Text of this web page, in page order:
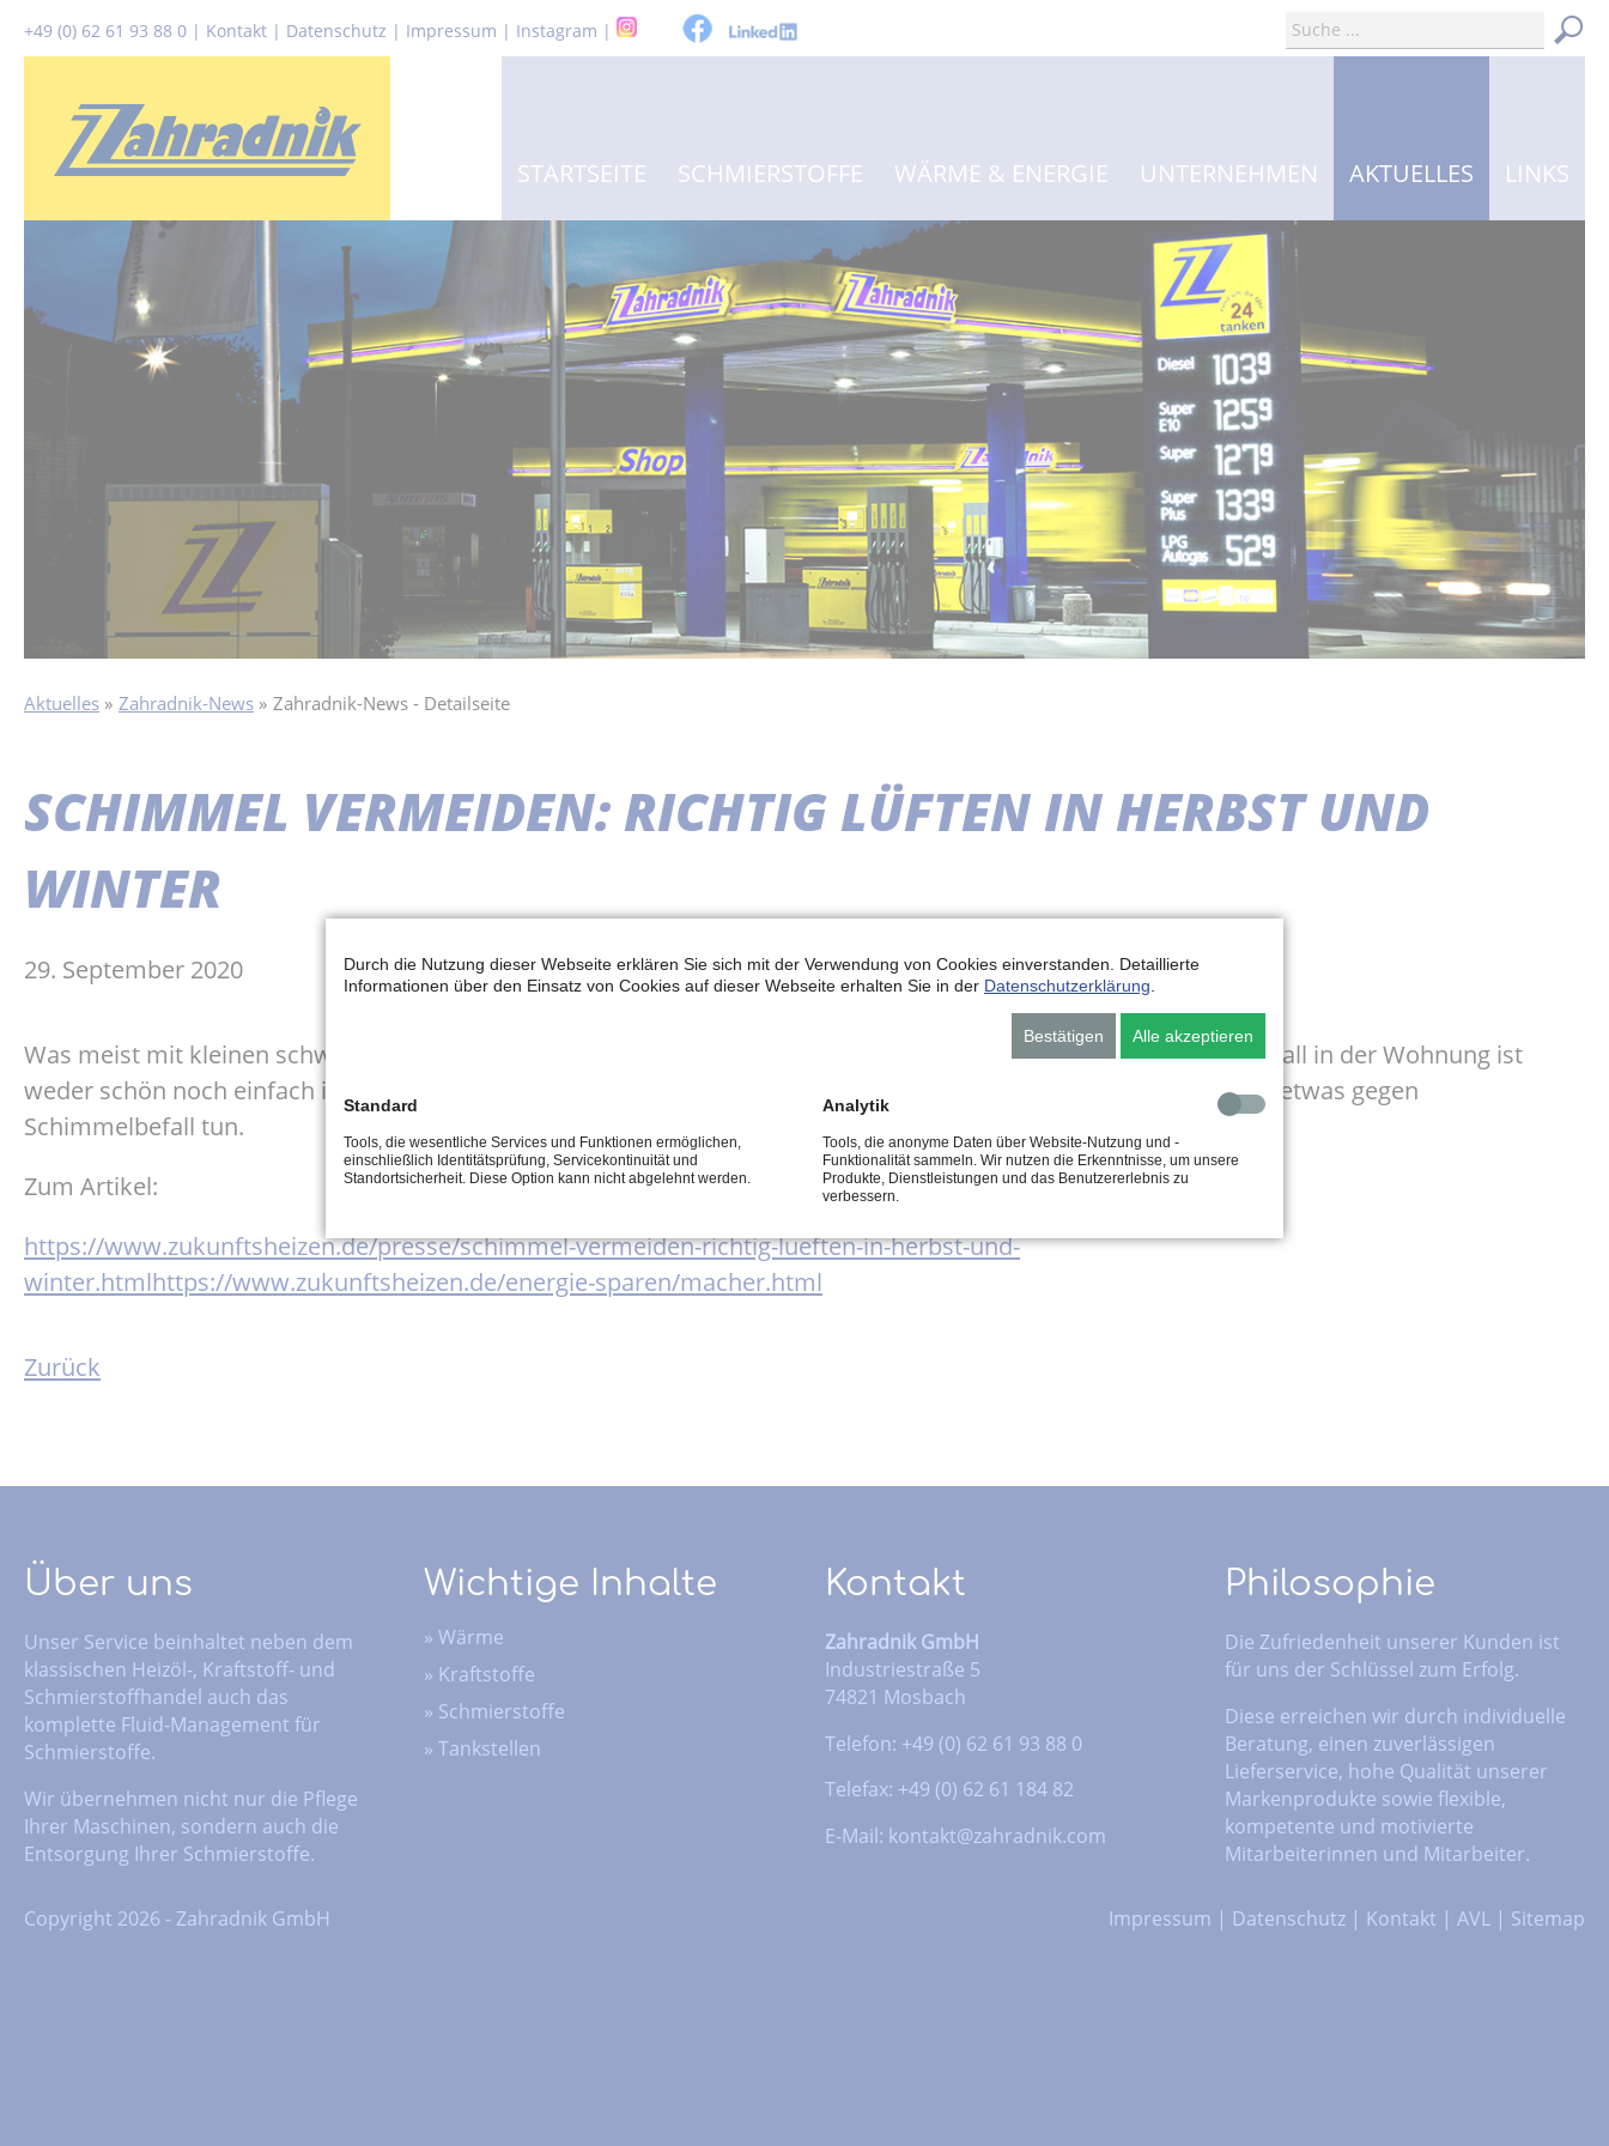
STARTSEITE SCHMIERSTOFFE WÄRME & ENERGIE UNTERNEHMEN AKTUELLES LINKS
+49 (0) 62 61 93 88 0 | Kontakt | Datenschutz | Impressum | Instagram |
Aktuelles Zahradnik-News Zahradnik-News - Detailseite
SCHIMMEL VERMEIDEN: RICHTIG LÜFTEN IN HERBST UND
WINTER
29. September 2020
Was meist mit kleinen schwarzen Punkten an der Wand anfängt, kann schnell unangenehm werden. Schimmelbefall in der Wohnung ist
weder schön noch einfach in den Griff zu bekommen. Wer ein paar Dinge beim Heizen und Lüften beachtet, kann etwas gegen
Schimmelbefall tun.
Zum Artikel:
https://www.zukunftsheizen.de/presse/schimmel-vermeiden-richtig-lueften-in-herbst-und-
winter.htmlhttps://www.zukunftsheizen.de/energie-sparen/macher.html
Zurück
Über uns
Unser Service beinhaltet neben dem
klassischen Heizöl-, Kraftstoff- und
Schmierstoffhandel auch das
komplette Fluid-Management für
Schmierstoffe.
Wir übernehmen nicht nur die Pflege
Ihrer Maschinen, sondern auch die
Entsorgung Ihrer Schmierstoffe.
Wichtige Inhalte
»Wärme
» Kraftstoffe
» Schmierstoffe
»Tankstellen
Kontakt
Zahradnik GmbH
Industriestraße 5
74821 Mosbach
Telefon: +49 (0) 62 61 93 88 0
Telefax: +49 (0) 62 61 184 82
E-Mail: kontakt@zahradnik.com
Philosophie
Die Zufriedenheit unserer Kunden ist
für uns der Schlüssel zum Erfolg.
Diese erreichen wir durch individuelle
Beratung, einen zuverlässigen
Lieferservice, hohe Qualität unserer
Markenprodukte sowie flexible,
kompetente und motivierte
Mitarbeiterinnen und Mitarbeiter.
Copyright 2026 - Zahradnik GmbH Impressum | Datenschutz | Kontakt | AVL | Sitemap
Durch die Nutzung dieser Webseite erklären Sie sich mit der Verwendung von Cookies einverstanden. Detaillierte
Informationen über den Einsatz von Cookies auf dieser Webseite erhalten Sie in der Datenschutzerklärung
Bestätigen Alle akzeptieren
Standard
Tools, die wesentliche Services und Funktionen ermöglichen,
einschließlich Identitätsprüfung, Servicekontinuität und
Standortsicherheit. Diese Option kann nicht abgelehnt werden.
Analytik
Tools, die anonyme Daten über Website-Nutzung und -
Funktionalität sammeln. Wir nutzen die Erkenntnisse, um unsere
Produkte, Dienstleistungen und das Benutzererlebnis zu
verbessern.